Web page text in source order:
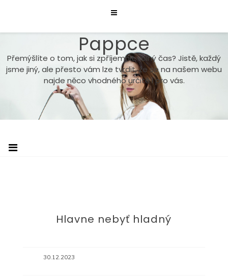
content
Pappce
Přemýšlíte o tom, jak si zpříjemnit volný čas? Jistě, každý
jsme jiný, ale přesto vám lze tvrdit, že se na našem webu
najde něco vhodného určitě i pro vás.
Hlavne nebyť hladný
30.12.2023